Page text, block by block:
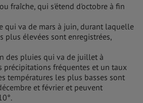
fraîche, qui s'étend d'octobre à fin
qui va de mars à juin, durant laquelle
plus élevées sont enregistrées,
des pluies qui va de juillet à
précipitations fréquentes et un taux
températures les plus basses sont
et février et peuvent